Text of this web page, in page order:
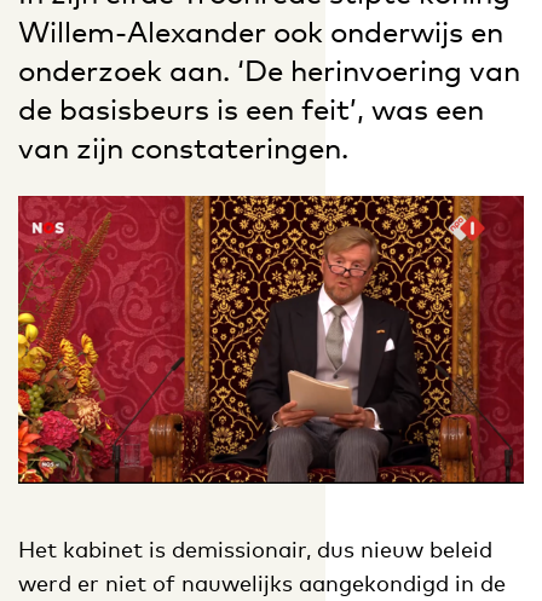
Willem-Alexander ook onderwijs en
onderzoek aan. ‘De herinvoering van
de basisbeurs is een feit’, was een
van zijn constateringen.
Het kabinet is demissionair, dus nieuw beleid
werd er niet of nauwelijks aangekondigd in de